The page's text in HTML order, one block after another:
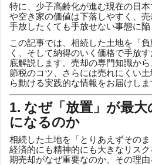
特に、少子高齢化が進む現在の日
や空き家の価値は下落しやすく、
手放したくても手放せない事態に陥
この記事では、相続した土地を「
く、そして納得のいく価格で手放
底解説します。売却の専門知識か
節税のコツ、さらには売れにくい
ら動ける実践的な情報をお届けしま
1. なぜ「放置」が最
になるのか
相続した土地を「とりあえずそのま
経済的にも精神的にも大きなリス
期売却がなぜ重要なのか、その理由